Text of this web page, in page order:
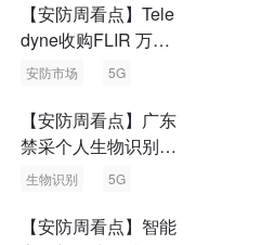
【安防周看点】Tele
dyne收购FLIR 万物
云新品牌“万御安防”
安防市场 5G
【安防周看点】广东
禁采个人生物识别信
息 中国5G基站占全
生物识别 5G
【安防周看点】智能